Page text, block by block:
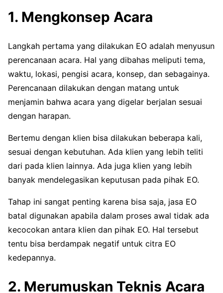
1. Mengkonsep Acara
Langkah pertama yang dilakukan EO adalah menyusun
perencanaan acara. Hal yang dibahas meliputi tema,
waktu, lokasi, pengisi acara, konsep, dan sebagainya.
Perencanaan dilakukan dengan matang untuk
menjamin bahwa acara yang digelar berjalan sesuai
dengan harapan.
Bertemu dengan klien bisa dilakukan beberapa kali,
sesuai dengan kebutuhan. Ada klien yang lebih teliti
dari pada klien lainnya. Ada juga klien yang lebih
banyak mendelegasikan keputusan pada pihak EO.
Tahap ini sangat penting karena bisa saja, jasa EO
batal digunakan apabila dalam proses awal tidak ada
kecocokan antara klien dan pihak EO. Hal tersebut
tentu bisa berdampak negatif untuk citra EO
kedepannya.
2. Merumuskan Teknis Acara